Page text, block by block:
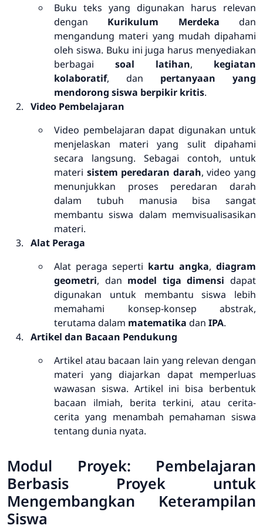
Buku teks yang digunakan harus relevan
dengan Kurikulum Merdeka dan
mengandung materi yang mudah dipahami
oleh siswa. Buku ini juga harus menyediakan
berbagai soal latihan, kegiatan
kolaboratif, dan pertanyaan yang
mendorong siswa berpikir kritis.
Video Pembelajaran
Video pembelajaran dapat digunakan untuk
menjelaskan materi yang sulit dipahami
secara langsung. Sebagai contoh, untuk
materi sistem peredaran darah, video yang
menunjukkan proses peredaran darah
dalam tubuh manusia bisa sangat
membantu siswa dalam memvisualisasikan
materi.
Alat Peraga
Alat peraga seperti kartu angka, diagram
geometri, dan model tiga dimensi dapat
digunakan untuk membantu siswa lebih
memahami konsep-konsep abstrak,
terutama dalam matematika dan IPA.
Artikel dan Bacaan Pendukung
Artikel atau bacaan lain yang relevan dengan
materi yang diajarkan dapat memperluas
wawasan siswa. Artikel ini bisa berbentuk
bacaan ilmiah, berita terkini, atau cerita-
cerita yang menambah pemahaman siswa
tentang dunia nyata.
Modul Proyek: Pembelajaran
Berbasis Proyek untuk
Mengembangkan Keterampilan
Siswa